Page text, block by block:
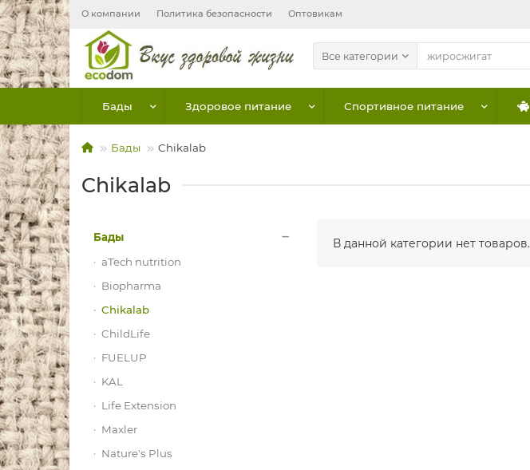
О компании Политика безопасности Оптовикам
Все категории
Бады Здоровое питание Спортивное питание
Бады Chikalab
Chikalab
Бады
aTech nutrition
Biopharma
Chikalab
ChildLife
FUELUP
KAL
Life Extension
Maxler
Nature's Plus
В данной категории нет товаров.